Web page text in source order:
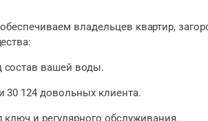
владельцев квартир,
состав вашей воды.
30 124 довольных клиента.
и регулярного обслуживания.